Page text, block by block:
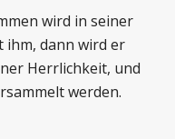
wird in seiner
ihm, dann wird er
Herrlichkeit, und
werden.